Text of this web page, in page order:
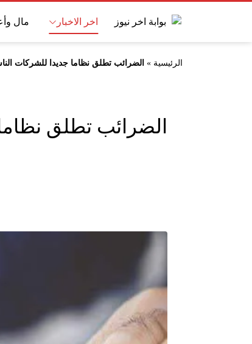
اخر الاخبار مال
الرئيسية » الضرائب تطلق نظاما جديدا للشركات
الضرائب تطلق